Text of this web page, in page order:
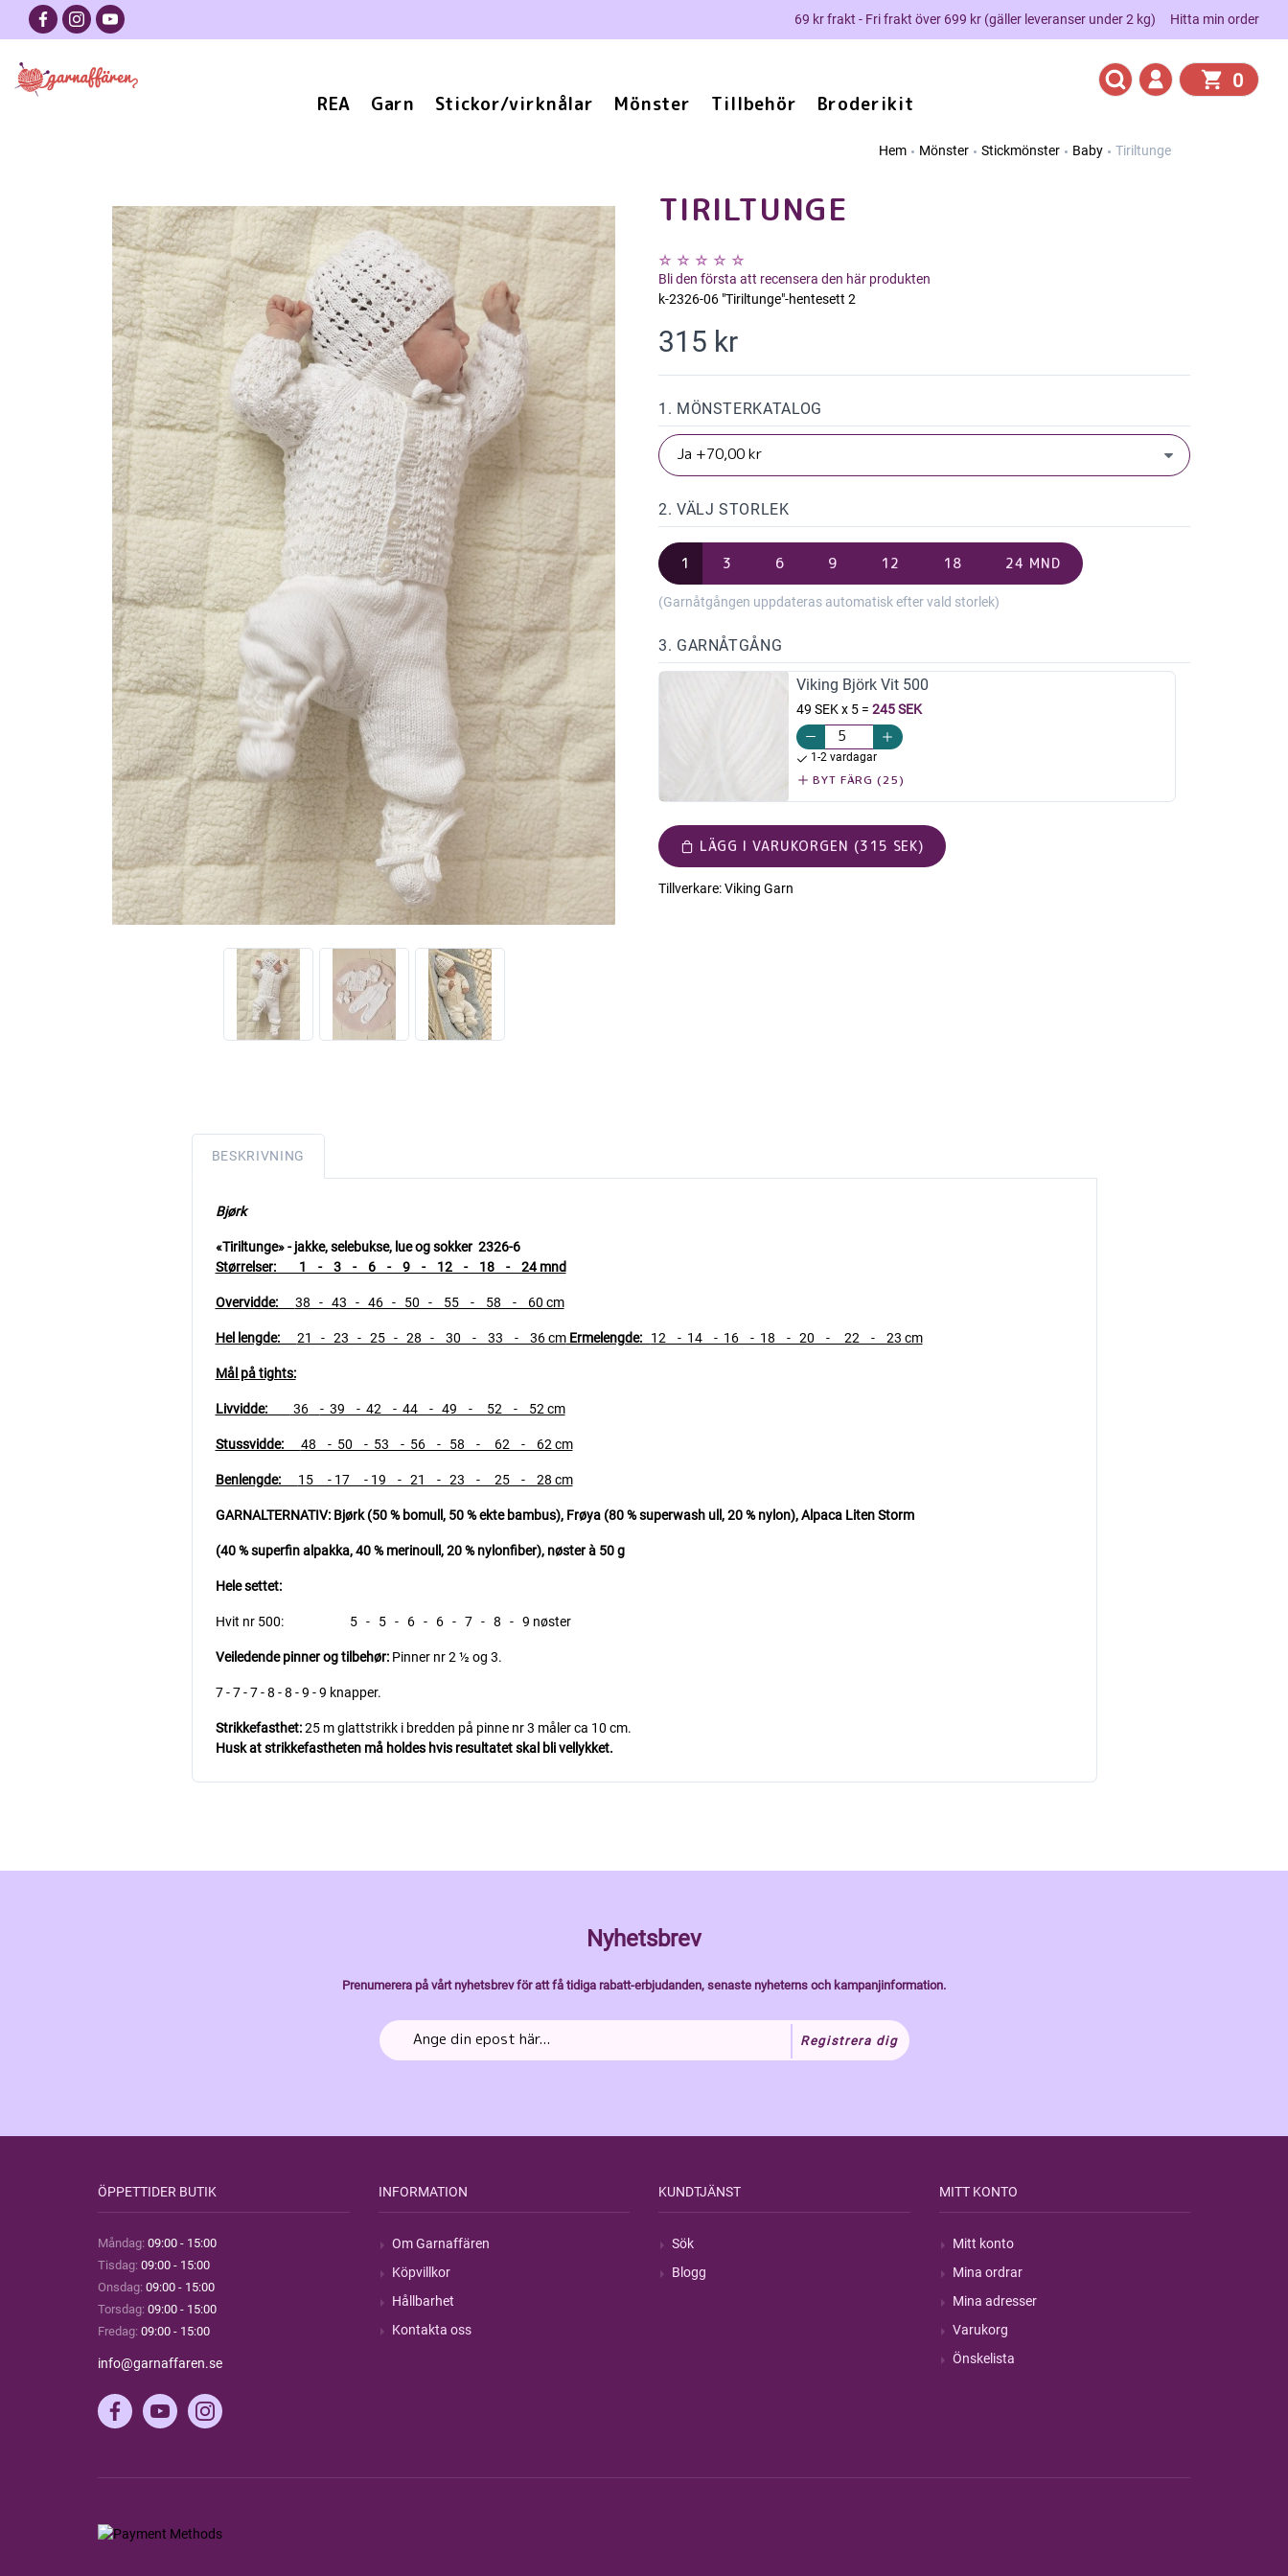
69 kr frakt - Fri frakt över 699 kr (gäller leveranser under 2 kg) Hitta min order
REA Garn Stickor/virknålar Mönster Tillbehör Broderikit
0
Hem Mönster Stickmönster Baby Tiriltunge
TIRILTUNGE
Bli den första att recensera den här produkten
k-2326-06 "Tiriltunge"-hentesett 2
315 kr
1. MÖNSTERKATALOG
2. VÄLJ STORLEK
1 3 6 9 12 18 24 MND
(Garnåtgången uppdateras automatisk efter vald storlek)
3. GARNÅTGÅNG
Viking Björk Vit 500
49 SEK x 5= 245 SEK
1-2 vardagar
BYT FÄRG (25)
LÄGG I VARUKORGEN (315 SEK)
Tillverkare:Viking Garn
BESKRIVNING
Bjørk
«Tiriltunge» - jakke, selebukse, lue og sokker 2326-6
Størrelser: 1 - 3 - 6 - 9 - 12 - 18 - 24 mnd
Overvidde: 38 - 43 - 46 - 50 - 55 - 58 - 60 cm
Hel lengde: 21 - 23 - 25 - 28 - 30 - 33 - 36 cmErmelengde: 12 - 14 - 16 - 18 - 20 - 22 - 23 cm
Mål på tights:
Livvidde: 36 - 39 - 42 - 44 - 49 - 52 - 52 cm
Stussvidde: 48 - 50 - 53 - 56 - 58 - 62 - 62 cm
Benlengde: 15 - 17 - 19 - 21 - 23 - 25 - 28 cm
GARNALTERNATIV: Bjørk (50 % bomull, 50 % ekte bambus), Frøya (80 % superwash ull, 20 % nylon), Alpaca Liten Storm
(40 % superfin alpakka, 40 % merinoull, 20 % nylonfiber), nøster à 50 g
Hele settet:
Hvit nr 500: 5 - 5 - 6 - 6 - 7 - 8 - 9 nøster
Veiledende pinner og tilbehør:Pinner nr 2 ½ og 3.
7 - 7 - 7 - 8 - 8 - 9 - 9 knapper.
Strikkefasthet:25 m glattstrikk i bredden på pinne nr 3 måler ca 10 cm.
Husk at strikkefastheten må holdes hvis resultatet skal bli vellykket.
Nyhetsbrev
Prenumerera på vårt nyhetsbrev för att få tidiga rabatt-erbjudanden, senaste nyheterns och kampanjinformation.
Registrera dig
ÖPPETTIDER BUTIK
Måndag: 09:00 - 15:00
Tisdag: 09:00 - 15:00
Onsdag: 09:00 - 15:00
Torsdag: 09:00 - 15:00
Fredag: 09:00 - 15:00
info@garnaffaren.se
INFORMATION
Om Garnaffären
Köpvillkor
Hållbarhet
Kontakta oss
KUNDTJÄNST
Sök
Blogg
MITT KONTO
Mitt konto
Mina ordrar
Mina adresser
Varukorg
Önskelista